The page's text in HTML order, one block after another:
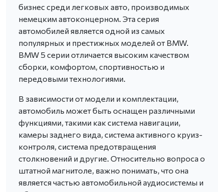
бизнес среди легковых авто, производимых
немецким автоконцерном. Эта серия
автомобилей является одной из самых
популярных и престижных моделей от BMW.
BMW 5 серии отличается высоким качеством
сборки, комфортом, спортивностью и
передовыми технологиями.
В зависимости от модели и комплектации,
автомобиль может быть оснащен различными
функциями, такими как система навигации,
камеры заднего вида, система активного круиз-
контроля, система предотвращения
столкновений и другие. Относительно вопроса о
штатной магнитоле, важно понимать, что она
является частью автомобильной аудиосистемы и